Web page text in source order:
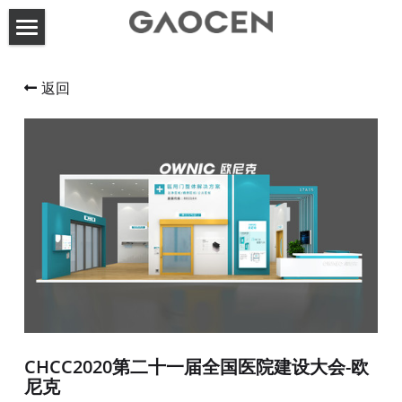
服务案例
展台设计搭建
活动策划执行
联系方式
搜索
返回
CHCC2020第二十一届全国医院建设大会-欧
尼克